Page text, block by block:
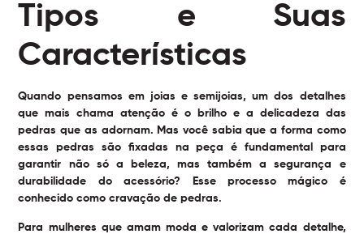
Tipos e Suas
Características
Quando pensamos em joias e semijoias, um dos detalhes
que mais chama atenção é o brilho e a delicadeza das
pedras que as adornam. Mas você sabia que a forma como
essas pedras são fixadas na peça é fundamental para
garantir não só a beleza, mas também a segurança e
durabilidade do acessório? Esse processo mágico é
conhecido comocravação de pedras.
Para mulheres que amam moda e valorizam cada detalhe,